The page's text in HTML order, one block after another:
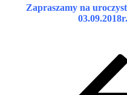
Zapraszamy na